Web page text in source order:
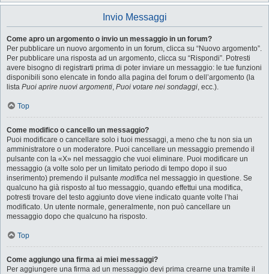
Invio Messaggi
Come apro un argomento o invio un messaggio in un forum?
Per pubblicare un nuovo argomento in un forum, clicca su “Nuovo argomento”.
Per pubblicare una risposta ad un argomento, clicca su “Rispondi”. Potresti
avere bisogno di registrarti prima di poter inviare un messaggio: le tue funzioni
disponibili sono elencate in fondo alla pagina del forum o dell’argomento (la
lista Puoi aprire nuovi argomenti, Puoi votare nei sondaggi, ecc.).
Top
Come modifico o cancello un messaggio?
Puoi modificare o cancellare solo i tuoi messaggi, a meno che tu non sia un
amministratore o un moderatore. Puoi cancellare un messaggio premendo il
pulsante con la «X» nel messaggio che vuoi eliminare. Puoi modificare un
messaggio (a volte solo per un limitato periodo di tempo dopo il suo
inserimento) premendo il pulsante modifica nel messaggio in questione. Se
qualcuno ha già risposto al tuo messaggio, quando effettui una modifica,
potresti trovare del testo aggiunto dove viene indicato quante volte l’hai
modificato. Un utente normale, generalmente, non può cancellare un
messaggio dopo che qualcuno ha risposto.
Top
Come aggiungo una firma ai miei messaggi?
Per aggiungere una firma ad un messaggio devi prima crearne una tramite il